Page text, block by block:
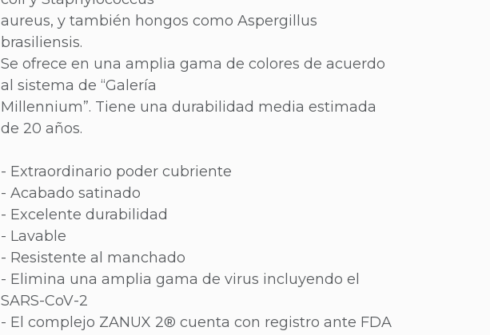
aureus, y también hongos como Aspergillus
brasiliensis.
Se ofrece en una amplia gama de colores de acuerdo
al sistema de “Galería
Millennium”. Tiene una durabilidad media estimada
de 20 años.
- Extraordinario poder cubriente
- Acabado satinado
- Excelente durabilidad
- Lavable
- Resistente al manchado
- Elimina una amplia gama de virus incluyendo el
SARS-CoV-2
- El complejo ZANUX 2® cuenta con registro ante FDA